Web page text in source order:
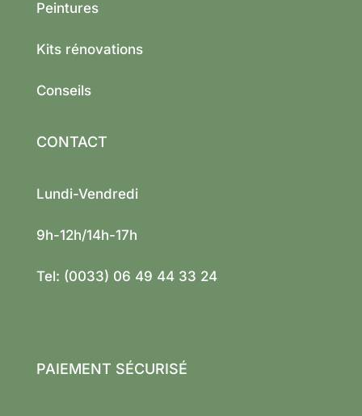
Peintures
Kits rénovations
Conseils
CONTACT
Lundi-Vendredi
9h-12h/14h-17h
Tel: (0033) 06 49 44 33 24
PAIEMENT SÉCURISÉ